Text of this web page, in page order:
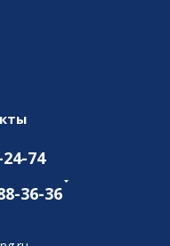
74
36-36